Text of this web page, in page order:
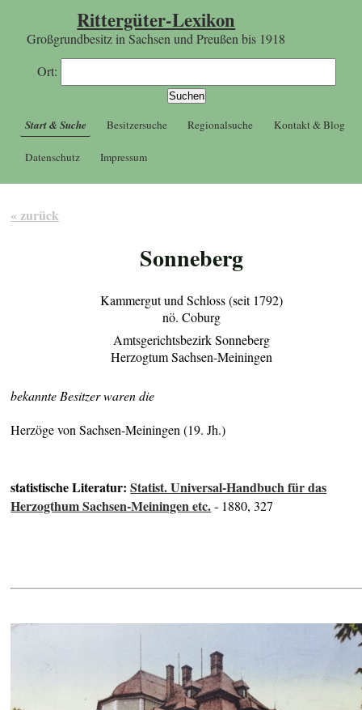
Rittergüter-Lexikon
Großgrundbesitz in Sachsen und Preußen bis 1918
Ort:
Start & Suche Besitzersuche Regionalsuche Kontakt & Blog
Datenschutz Impressum
« zurück
Sonneberg
Kammergut und Schloss (seit 1792)
nö. Coburg
Amtsgerichtsbezirk Sonneberg
Herzogtum Sachsen-Meiningen
bekannte Besitzer waren die
Herzöge von Sachsen-Meiningen (19. Jh.)
statistische Literatur:Statist. Universal-Handbuch für das
Herzogthum Sachsen-Meiningen etc.- 1880, 327